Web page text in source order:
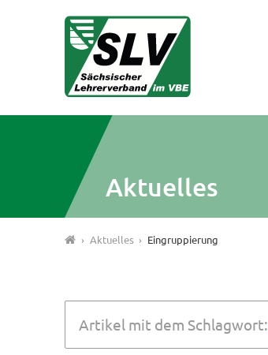
Aktuelles
Aktuelles Eingruppierung
Artikel mit dem Schlagwort: